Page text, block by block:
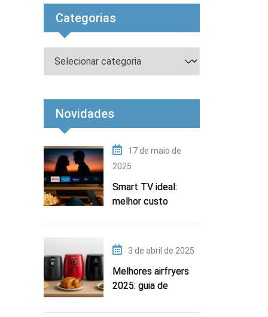
Categorias
Novidades
17 de maio de
2025
Smart TV ideal:
melhor custo
3 de abril de 2025
Melhores airfryers
2025: guia de